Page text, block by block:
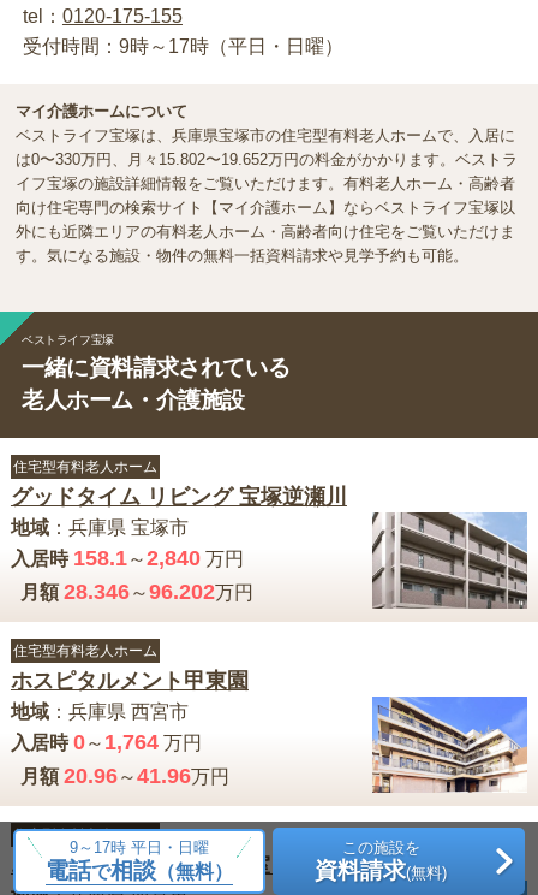
tel： 0120-175-155
受付時間：9時～17時（平日・日曜）
マイ介護ホームについて
ベストライフ宝塚は、兵庫県宝塚市の住宅型有料老人ホームで、入居に
は0〜330万円、月々15.802〜19.652万円の料金がかかります。ベストラ
イフ宝塚の施設詳細情報をご覧いただけます。有料老人ホーム・高齢者
向け住宅専門の検索サイト【マイ介護ホーム】ならベストライフ宝塚以
外にも近隣エリアの有料老人ホーム・高齢者向け住宅をご覧いただけま
す。気になる施設・物件の無料一括資料請求や見学予約も可能。
ベストライフ宝塚
一緒に資料請求されている
老人ホーム・介護施設
住宅型有料老人ホーム
グッドタイム リビング 宝塚逆瀬川
地域： 兵庫県 宝塚市
入居時 158.1～2,840万円
月額 28.346～96.202万円
住宅型有料老人ホーム
ホスピタルメント甲東園
地域： 兵庫県 西宮市
入居時 0～ 1,764万円
月額 20.96～41.96万円
住宅型有料老人ホーム
エレガーノ西宮（介護居室）
9～17時 平日・日曜
電話で相談（無料）
この施設を
資料請求(無料)